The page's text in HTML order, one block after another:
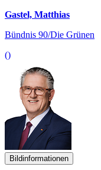
Gastel, Matthias
Bündnis 90/Die Grünen
()
Bildinformationen